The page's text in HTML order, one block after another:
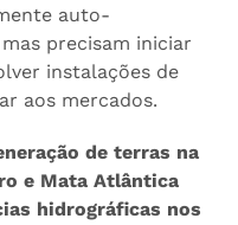
auto-
precisam iniciar
instalações de
aos mercados.
de terras na
e Mata Atlântica
hidrográficas nos